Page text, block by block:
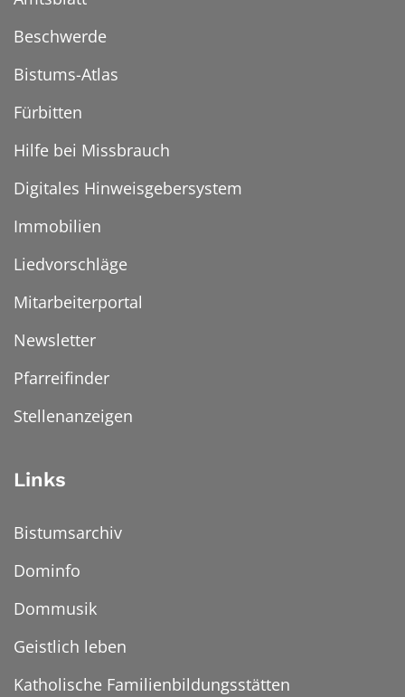
Beschwerde
Bistums-Atlas
Fürbitten
Hilfe bei Missbrauch
Digitales Hinweisgebersystem
Immobilien
Liedvorschläge
Mitarbeiterportal
Newsletter
Pfarreifinder
Stellenanzeigen
Links
Bistumsarchiv
Dominfo
Dommusik
Geistlich leben
Katholische Familienbildungsstätten